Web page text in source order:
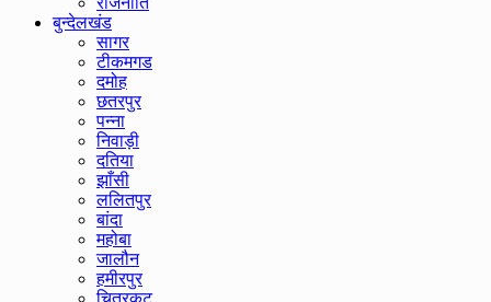
बुन्देलखंड
सागर
टीकमगड
दमोह
छतरपुर
पन्ना
निवाड़ी
दतिया
झाँसी
ललितपुर
बांदा
महोबा
जालौन
हमीरपुर
चित्रकूट